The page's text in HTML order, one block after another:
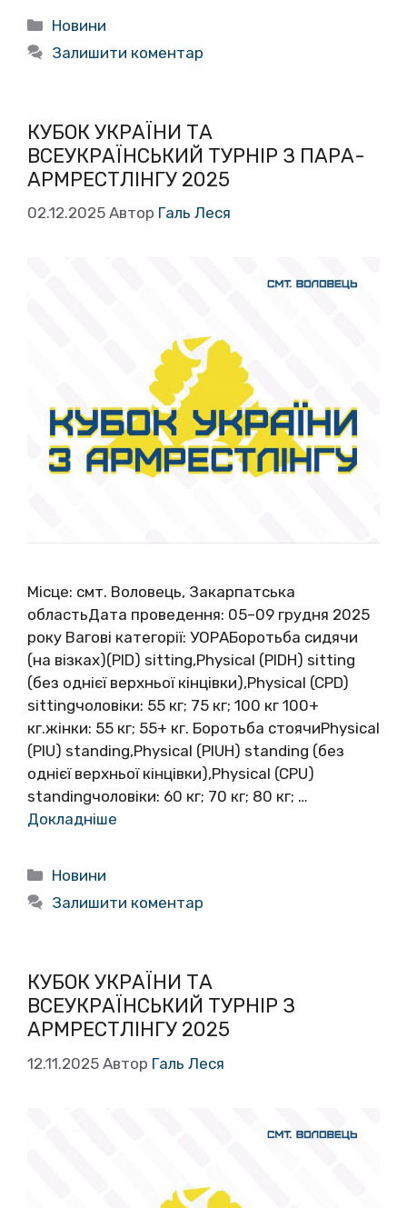
Категорії
Новини
Залишити коментар
КУБОК УКРАЇНИ ТА
ВСЕУКРАЇНСЬКИЙ ТУРНІР З ПАРА-
АРМРЕСТЛІНГУ 2025
02.12.2025 Автор Галь Леся
Місце: смт. Воловець, Закарпатська
областьДата проведення: 05–09 грудня 2025
року Вагові категорії: УОРАБоротьба сидячи
(на візках)(PID) sitting,Physical (PIDH) sitting
(без однієї верхньої кінцівки),Physical (CРD)
sittingчоловіки: 55 кг; 75 кг; 100 кг 100+
кг.жінки: 55 кг; 55+ кг. Боротьба стоячиPhysical
(PIU) standing,Physical (PIUH) standing (без
однієї верхньої кінцівки),Physical (CPU)
standingчоловіки: 60 кг; 70 кг; 80 кг; …
Докладніше
Категорії
Новини
Залишити коментар
КУБОК УКРАЇНИ ТА
ВСЕУКРАЇНСЬКИЙ ТУРНІР З
АРМРЕСТЛІНГУ 2025
12.11.2025 Автор Галь Леся